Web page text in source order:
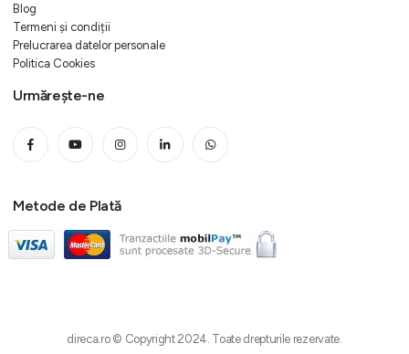
Blog
Termeni și condiții
Prelucrarea datelor personale
Politica Cookies
Urmărește-ne
Metode de Plată
direca.ro © Copyright 2024. Toate drepturile rezervate.